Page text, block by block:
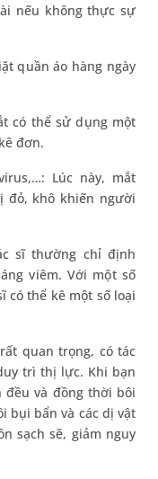
nếu không thực sự
quần áo hàng ngày
có thể sử dụng một
đơn.
Lúc này, mắt
đỏ, khô khiến người
sĩ thường chỉ định
viêm. Với một số
có thể kê một số loại
quan trọng, có tác
trì thị lực. Khi bạn
và đồng thời bôi
bụi bẩn và các dị vật
sạch sẽ, giảm nguy